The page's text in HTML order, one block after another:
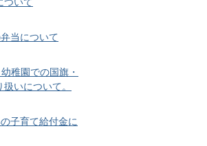
当について
稚園での国旗・
いについて。
子育て給付金に